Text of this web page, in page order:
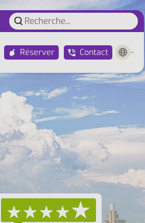
Réserver Contact